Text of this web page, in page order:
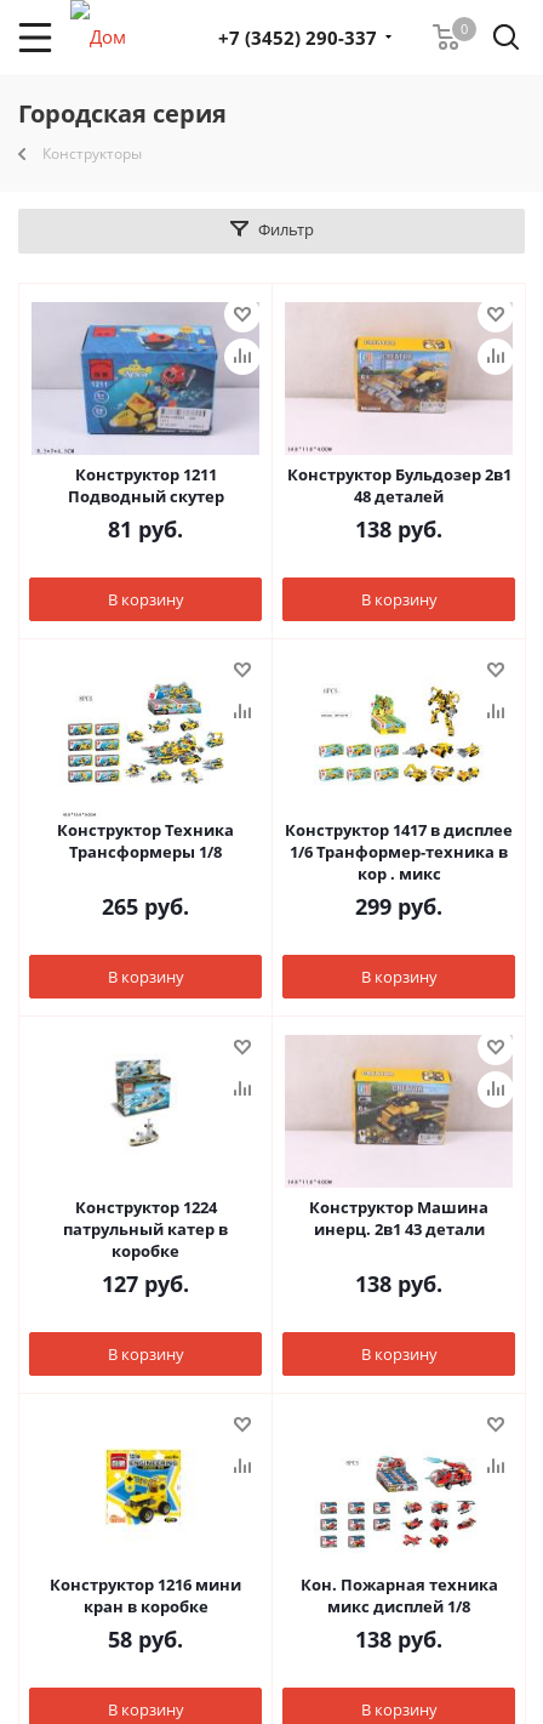
0
+7 (3452) 290-337
Городская серия
Конструкторы
Фильтр
Конструктор 1211
Подводный скутер
81 руб.
В корзину
Конструктор Бульдозер 2в1
48 деталей
138 руб.
В корзину
Конструктор Техника
Трансформеры 1/8
265 руб.
В корзину
Конструктор 1417 в дисплее
1/6 Транформер-техника в
кор . микс
299 руб.
В корзину
Конструктор 1224
патрульный катер в
коробке
127 руб.
В корзину
Конструктор Машина
инерц. 2в1 43 детали
138 руб.
В корзину
Конструктор 1216 мини
кран в коробке
58 руб.
В корзину
Кон. Пожарная техника
микс дисплей 1/8
138 руб.
В корзину